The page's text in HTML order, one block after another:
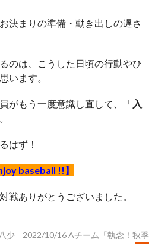
決まりの準備・動き出しの遅さ
のは、こうした日頃の行動やひ
います。
がもう一度意識し直して、「 入
はず！
baseball !!】
戦ありがとうございました。
少
2022/10/16 Aチーム「執念！秋季